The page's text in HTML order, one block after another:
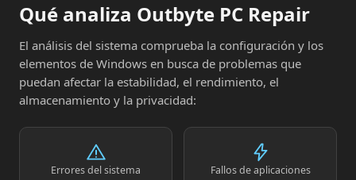
Qué analiza Outbyte PC Repair
El análisis del sistema comprueba la configuración y los
elementos de Windows en busca de problemas que
puedan afectar la estabilidad, el rendimiento, el
almacenamiento y la privacidad:
Errores del sistema Fallos de aplicaciones